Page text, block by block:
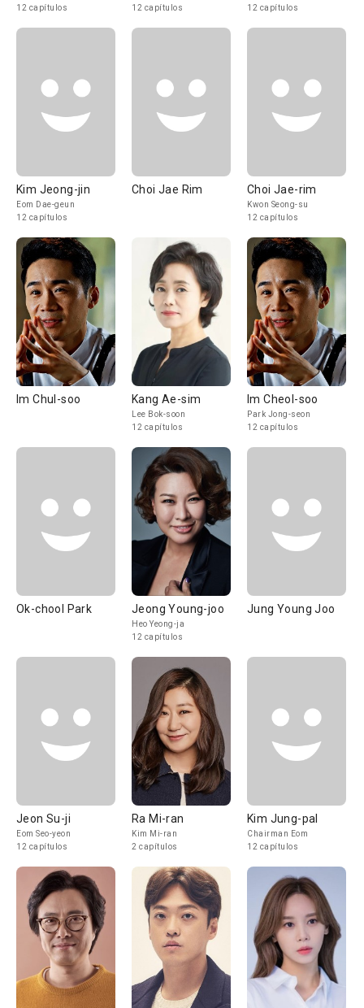
12 capítulos
12 capítulos
12 capítulos
Kim Jeong-jin
Eom Dae-geun
12 capítulos
Choi Jae Rim Choi Jae-rim
Kwon Seong-su
12 capítulos
Im Chul-soo Kang Ae-sim
Lee Bok-soon
12 capítulos
Im Cheol-soo
Park Jong-seon
12 capítulos
Ok-chool Park Jeong Young-joo
Heo Yeong-ja
12 capítulos
Jung Young Joo
Jeon Su-ji
Eom Seo-yeon
12 capítulos
Ra Mi-ran
Kim Mi-ran
2 capítulos
Kim Jung-pal
Chairman Eom
12 capítulos